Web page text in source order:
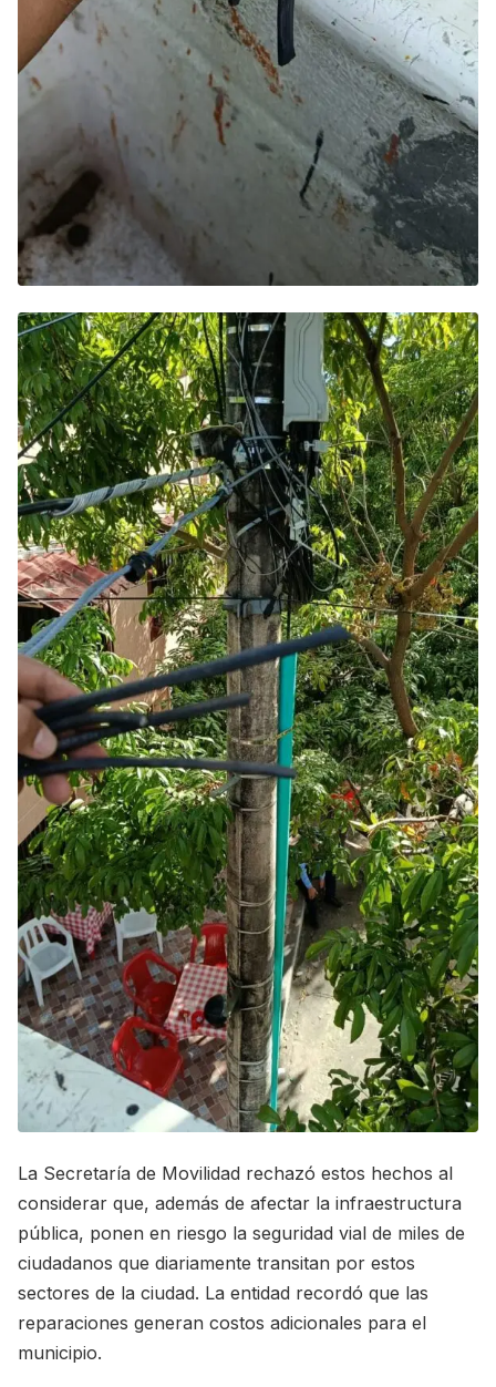
La Secretaría de Movilidad rechazó estos hechos al
considerar que, además de afectar la infraestructura
pública, ponen en riesgo la seguridad vial de miles de
ciudadanos que diariamente transitan por estos
sectores de la ciudad. La entidad recordó que las
reparaciones generan costos adicionales para el
municipio.